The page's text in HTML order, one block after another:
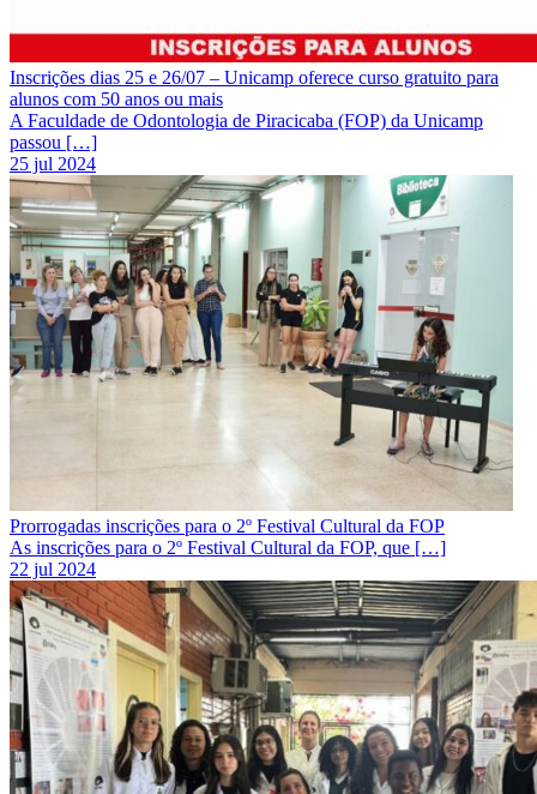
Inscrições dias 25 e 26/07 – Unicamp oferece curso gratuito para
alunos com 50 anos ou mais
A Faculdade de Odontologia de Piracicaba (FOP) da Unicamp
passou […]
25 jul 2024
Prorrogadas inscrições para o 2º Festival Cultural da FOP
As inscrições para o 2º Festival Cultural da FOP, que […]
22 jul 2024